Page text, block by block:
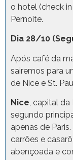
o hotel (check
Pernoite.
Dia 28/10
Após café da
sairemos para
de Nice e St.
Nice, capital da
segundo
apenas de
carrões e
abençoada e